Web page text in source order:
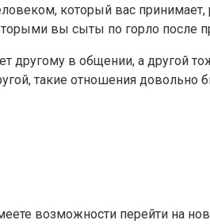
который вас принимает,
вы сыты по горло после
другому в общении, а другой
такие отношения довольно
возможности перейти на